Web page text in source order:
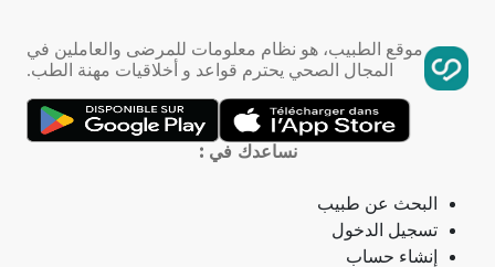
تمدد الأوعية الدموية
التهاب الحلق
ذبحة صدرية (مصطلح لاتيني)
موقع الطبيب، هو نظام معلومات للمرضى والعاملين في
المجال الصحي يحترم قواعد و أخلاقيات مهنة الطب.
نساعدك في :
البحث عن طبيب
تسجيل الدخول
إنشاء حساب